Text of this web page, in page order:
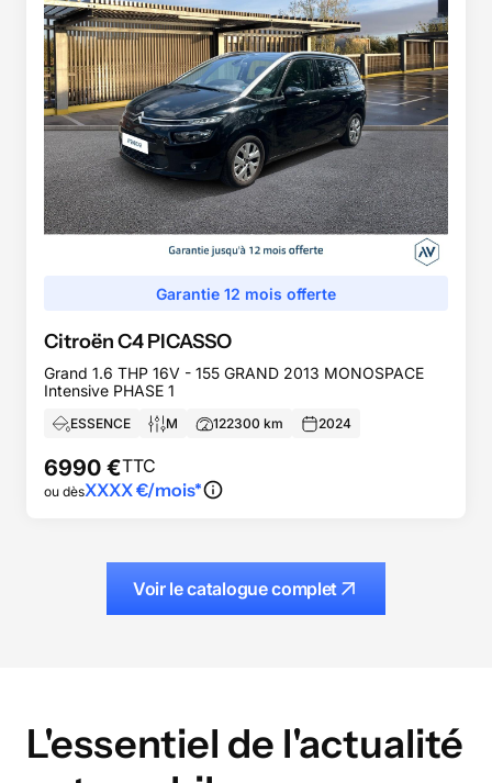
Garantie 12 mois offerte
CitroënC4 PICASSO
Grand 1.6 THP 16V - 155 GRAND 2013 MONOSPACE
Intensive PHASE 1
ESSENCE M 122300 km 2024
6990 €TTC
ou dèsXXXX€/mois*
Voir le catalogue complet
L'essentiel de l'actualité